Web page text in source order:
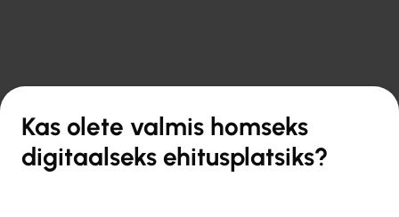
Kas olete valmis homseks
digitaalseks ehitusplatsiks?